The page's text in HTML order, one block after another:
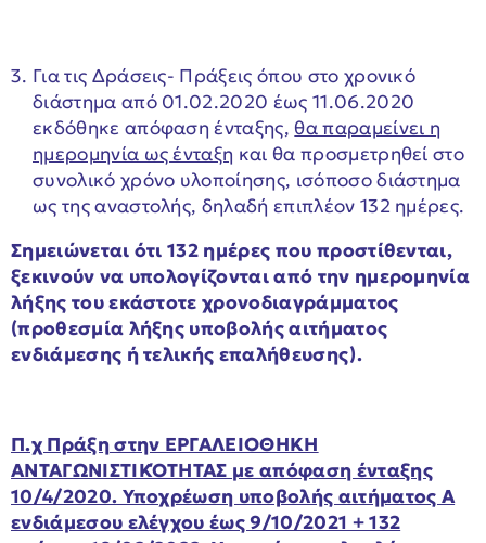
Για τις Δράσεις- Πράξεις όπου στο χρονικό
διάστημα από 01.02.2020 έως 11.06.2020
εκδόθηκε απόφαση ένταξης,θα παραμείνει η
ημερομηνία ως ένταξη και θα προσμετρηθεί στο
συνολικό χρόνο υλοποίησης, ισόποσο διάστημα
ως της αναστολής, δηλαδή επιπλέον 132 ημέρες.
Σημειώνεται ότι 132 ημέρες που προστίθενται,
ξεκινούν να υπολογίζονται από την ημερομηνία
λήξης του εκάστοτε χρονοδιαγράμματος
(προθεσμία λήξης υποβολής αιτήματος
ενδιάμεσης ή τελικής επαλήθευσης).
Π.χ Πράξη στην ΕΡΓΑΛΕΙΟΘΗΚΗ
ΑΝΤΑΓΩΝΙΣΤΙΚΌΤΗΤΑΣ με απόφαση ένταξης
10/4/2020. Υποχρέωση υποβολής αιτήματος Α
ενδιάμεσου ελέγχου έως 9/10/2021 + 132